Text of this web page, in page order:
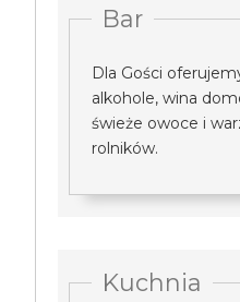
Bar
Dla Gości
alkohole, wina
świeże owoce i
rolników.
Kuchnia